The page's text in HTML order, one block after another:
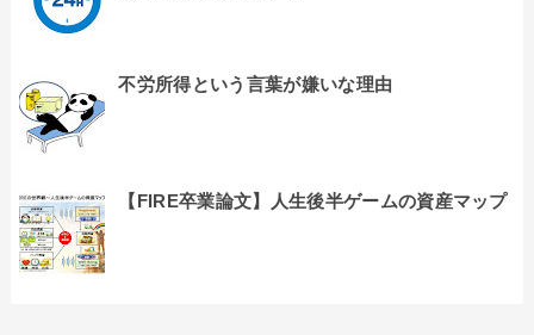
不労所得という言葉が嫌いな理由
【FIRE卒業論文】人生後半ゲームの資産マップ